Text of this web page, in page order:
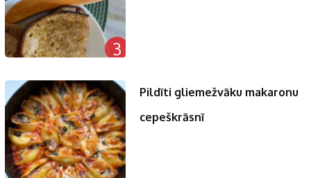
3
Pildīti gliemežvāku makaronu
cepeškrāsnī